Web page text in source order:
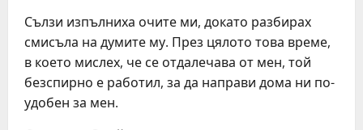
Сълзи изпълниха очите ми, докато разбирах
смисъла на думите му. През цялото това време,
в което мислех, че се отдалечава от мен, той
безспирно е работил, за да направи дома ни по-
удобен за мен.